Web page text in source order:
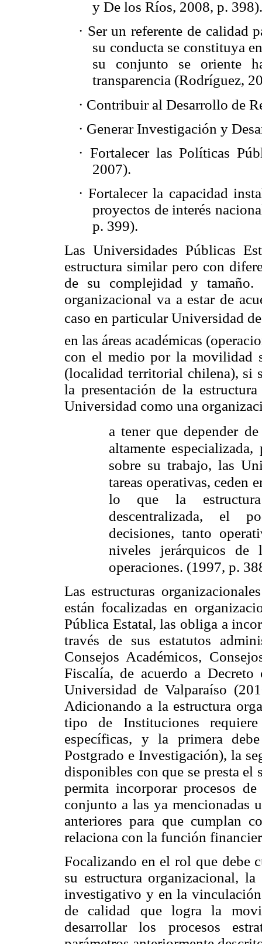
y De los Ríos, 2008, p. 398).
· Ser un referente de calidad
su conducta se constituya
su conjunto se oriente
transparencia (Rodríguez,
· Contribuir al Desarrollo de
· Generar Investigación y
· Fortalecer las Políticas
2007).
· Fortalecer la capacidad
proyectos de interés
p. 399).
Las Universidades Públicas
estructura similar pero con
de su complejidad y
organizacional va a estar de
caso en particular Universidad
en las áreas académicas
con el medio por la movilidad
(localidad territorial chilena), si
la presentación de la
Universidad como una
a tener que depender
altamente
sobre su trabajo, las
tareas operativas, ceden
lo que la
descentralizada, el
decisiones, tanto
niveles jerárquicos de
operaciones. (1997, p.
Las estructuras
están focalizadas en
Pública Estatal, las obliga a
través de sus estatutos
Consejos Académicos,
Fiscalía, de acuerdo a
Universidad de Valparaíso
Adicionando a la estructura
tipo de Instituciones
específicas, y la primera
Postgrado e Investigación), la
disponibles con que se presta el
permita incorporar procesos
conjunto a las ya mencionadas
anteriores para que cumplan
relaciona con la función
Focalizando en el rol que debe
su estructura organizacional,
investigativo y en la
de calidad que logra la
desarrollar los procesos